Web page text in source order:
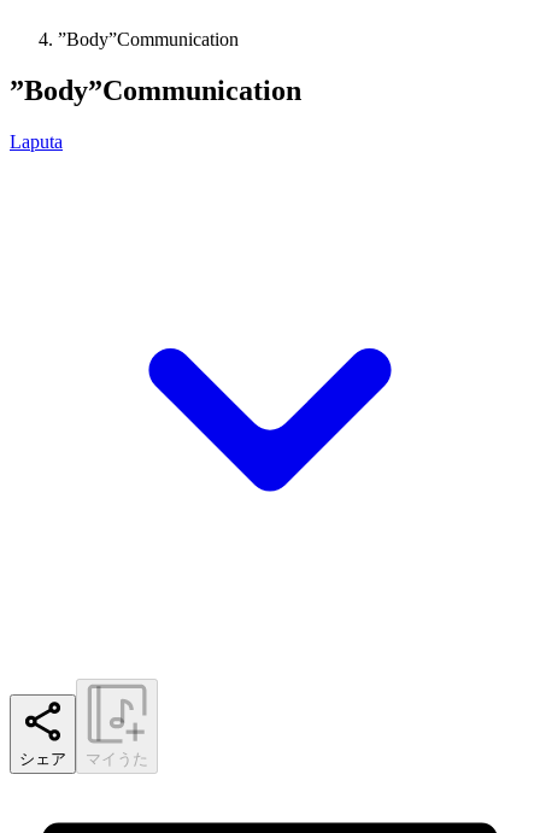
”Body”Communication
”Body”Communication
Laputa
シェア マイうた